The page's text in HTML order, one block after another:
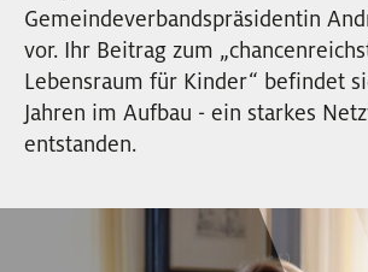
EVENTS
NEWSLETTER
Gemeindeverbandspräsidentin
vor. Ihr Beitrag zum
Lebensraum für Kinder“ befindet
Jahren im Aufbau - ein starkes
entstanden.